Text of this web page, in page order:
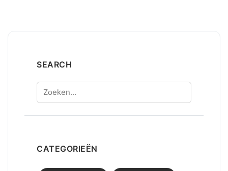
SEARCH
Zoeken
CATEGORIEËN